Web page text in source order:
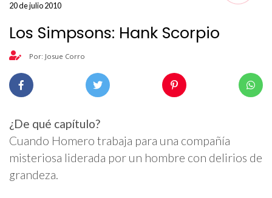
20 de julio 2010
Los Simpsons: Hank Scorpio
Por: Josue Corro
¿De qué capítulo?
Cuando Homero trabaja para una compañía
misteriosa liderada por un hombre con delirios de
grandeza.